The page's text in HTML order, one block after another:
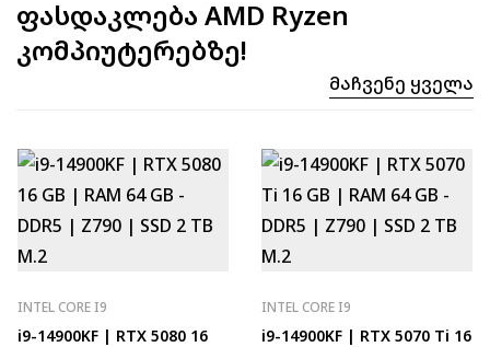
ფასდაკლება AMD Ryzen
კომპიუტერებზე!
Მაჩვენე Ყველა
INTEL CORE I9
i9-14900KF | RTX 5080 16
INTEL CORE I9
i9-14900KF | RTX 5070 Ti 16